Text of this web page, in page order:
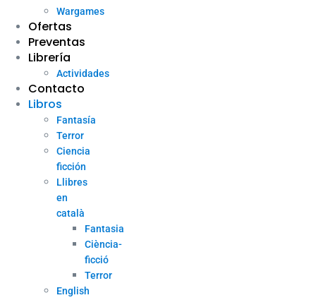
Wargames
Ofertas
Preventas
Librería
Actividades
Contacto
Libros
Fantasía
Terror
Ciencia
ficción
Llibres
en
català
Fantasia
Ciència-
ficció
Terror
English